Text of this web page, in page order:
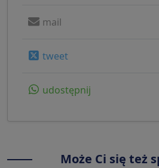
mail
tweet
udostępnij
Może Ci się też